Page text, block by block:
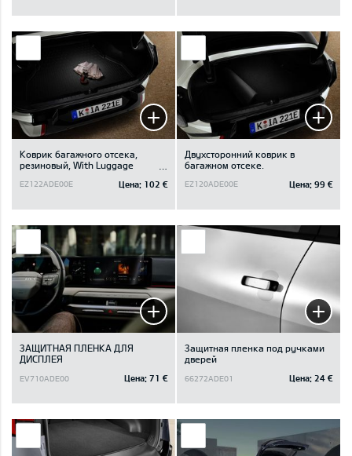
Коврик багажного отсека,
резиновый, With Luggage
EZ122ADE00E Цена: 102 €
Двухсторонний коврик в
багажном отсеке.
EZ120ADE00E Цена: 99 €
ЗАЩИТНАЯ ПЛЕНКА ДЛЯ
ДИСПЛЕЯ
EV710ADE00 Цена: 71 €
Защитная пленка под ручками
дверей
66272ADE01 Цена: 24 €